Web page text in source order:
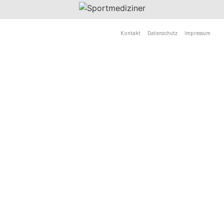
Kontakt Datenschutz Impressum